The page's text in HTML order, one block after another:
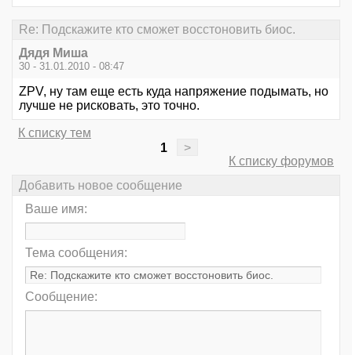
Re: Подскажите кто сможет восстоновить биос.
Дядя Миша
30 - 31.01.2010 - 08:47
ZPV, ну там еще есть куда напряжение подымать, но
лучше не рисковать, это точно.
К списку тем
1
>
К списку форумов
Добавить новое сообщение
Ваше имя:
Тема сообщения:
Сообщение: